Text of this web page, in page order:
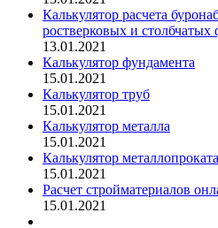
Калькулятор расчета
ростверковых и столбчатых
13.01.2021
Калькулятор фундамента
15.01.2021
Калькулятор труб
15.01.2021
Калькулятор металла
15.01.2021
Калькулятор металлопроката
15.01.2021
Расчет стройматериалов
15.01.2021